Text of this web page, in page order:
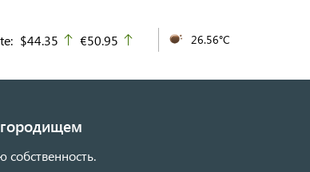
$44.35 up
€50.95 26.56°C
городищем